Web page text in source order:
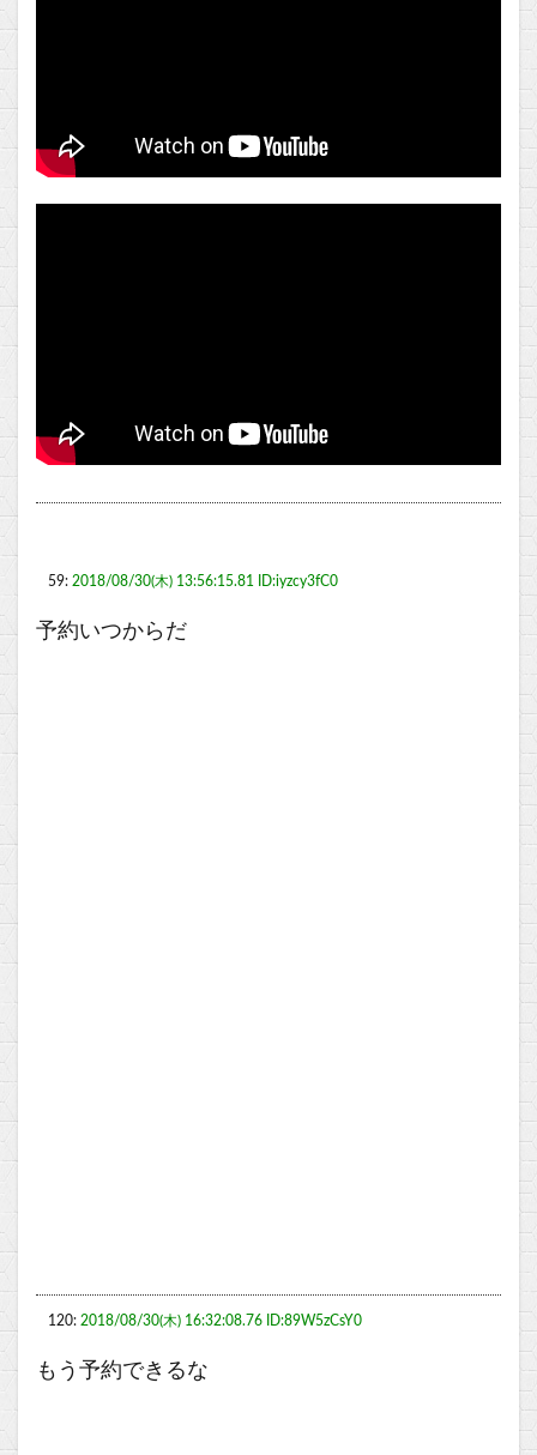
59: 2018/08/30(木) 13:56:15.81 ID:iyzcy3fC0
予約いつからだ
120: 2018/08/30(木) 16:32:08.76 ID:89W5zCsY0
もう予約できるな